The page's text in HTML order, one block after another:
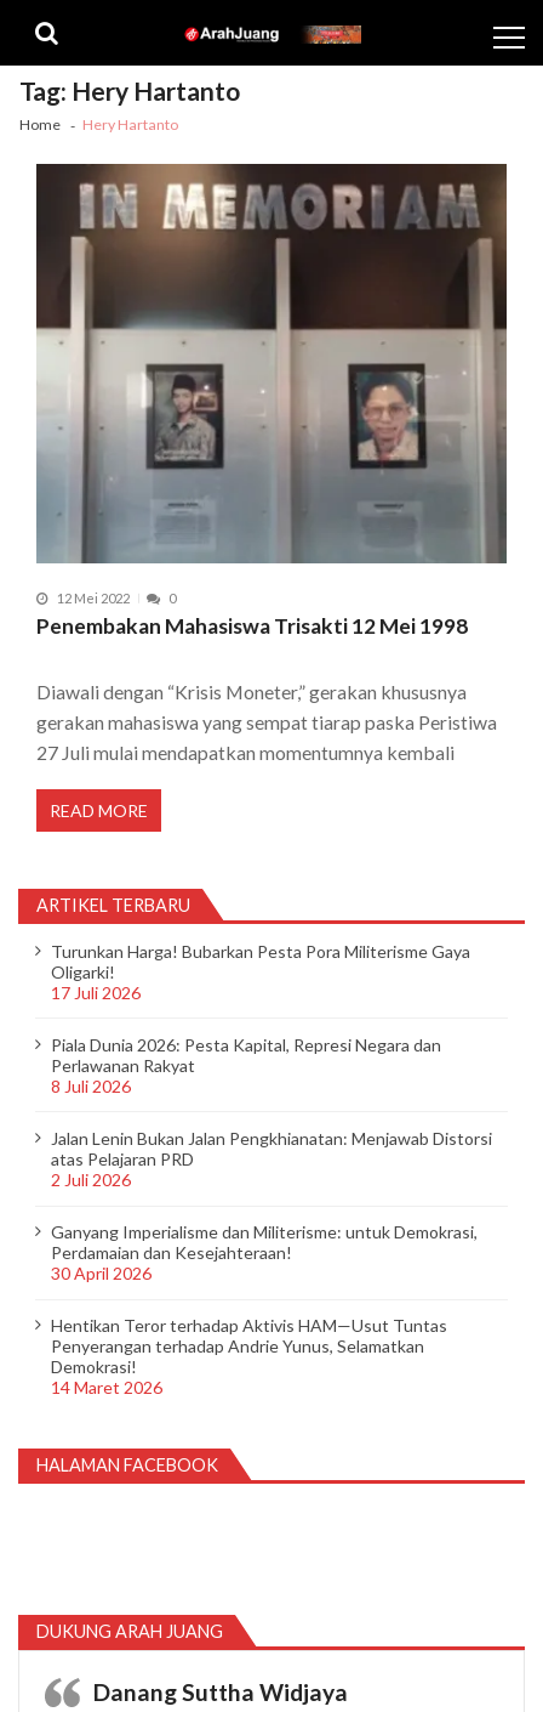
navigation
content
Tag: Hery Hartanto
Home Hery Hartanto
12 Mei 2022 0
Penembakan Mahasiswa Trisakti 12 Mei 1998
Diawali dengan “Krisis Moneter,” gerakan khususnya
gerakan mahasiswa yang sempat tiarap paska Peristiwa
27 Juli mulai mendapatkan momentumnya kembali
READ MORE
ARTIKEL TERBARU
Turunkan Harga! Bubarkan Pesta Pora Militerisme Gaya
Oligarki!
17 Juli 2026
Piala Dunia 2026: Pesta Kapital, Represi Negara dan
Perlawanan Rakyat
8 Juli 2026
Jalan Lenin Bukan Jalan Pengkhianatan: Menjawab Distorsi
atas Pelajaran PRD
2 Juli 2026
Ganyang Imperialisme dan Militerisme: untuk Demokrasi,
Perdamaian dan Kesejahteraan!
30 April 2026
Hentikan Teror terhadap Aktivis HAM—Usut Tuntas
Penyerangan terhadap Andrie Yunus, Selamatkan
Demokrasi!
14 Maret 2026
HALAMAN FACEBOOK
DUKUNG ARAH JUANG
Danang Suttha Widjaya